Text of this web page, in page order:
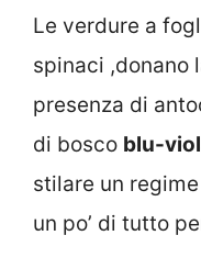
Le verdure a
spinaci ,donano
presenza di
di bosco blu-
stilare un
un po’ di tutto